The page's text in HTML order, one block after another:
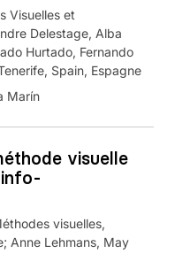
Visuelles et
Delestage, Alba
Hurtado, Fernando
Spain, Espagne
Marín
visuelle
info-
visuelles,
Anne Lehmans, May